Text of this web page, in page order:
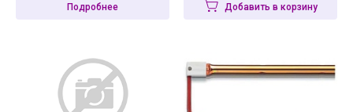
Подробнее Добавить в корзину